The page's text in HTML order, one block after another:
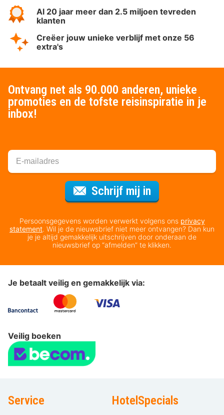
Al 20 jaar meer dan 2.5 miljoen tevreden
klanten
Creëer jouw unieke verblijf met onze 56
extra's
Ontvang net als 90.000 anderen, unieke
promoties en de tofste reisinspiratie in je
inbox!
Schrijf mij in
Persoonsgegevens worden verwerkt volgens ons privacy
statement. Wil je de nieuwsbrief niet meer ontvangen? Dan kun
je je altijd gemakkelijk uitschrijven door onderaan de
nieuwsbrief op “afmelden” te klikken.
Je betaalt veilig en gemakkelijk via:
Veilig boeken
Service HotelSpecials